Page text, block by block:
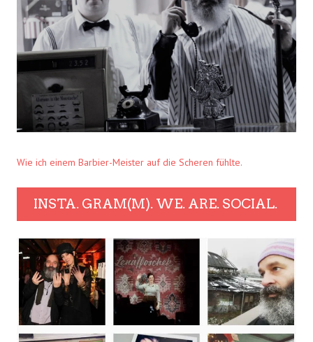
Wie ich einem Barbier-Meister auf die Scheren fühlte.
INSTA. GRAM(M). WE. ARE. SOCIAL.